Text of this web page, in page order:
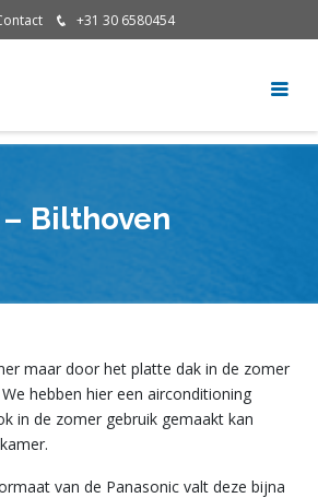
+31 30 6580454
Bilthoven
maar door het platte dak in de zomer
hebben hier een airconditioning
in de zomer gebruik gemaakt kan
van de Panasonic valt deze bijna